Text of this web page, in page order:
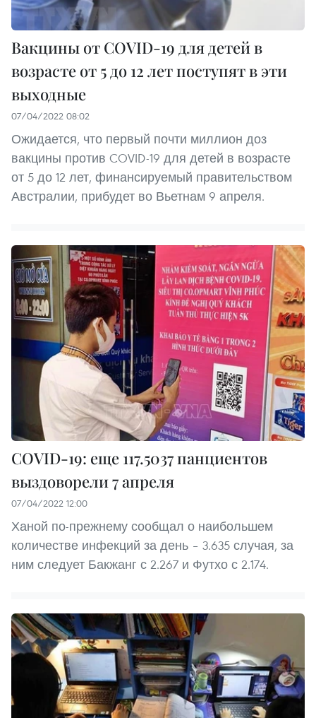
Вакцины от COVID-19 для детей в
возрасте от 5 до 12 лет поступят в эти
выходные
07/04/2022 08:02
Ожидается, что первый почти миллион доз
вакцины против COVID-19 для детей в возрасте
от 5 до 12 лет, финансируемый правительством
Австралии, прибудет во Вьетнам 9 апреля.
COVID-19: еще 117.5037 панциентов
выздоворели 7 апреля
07/04/2022 12:00
Ханой по-прежнему сообщал о наибольшем
количестве инфекций за день – 3.635 случая, за
ним следует Бакжанг с 2.267 и Футхо с 2.174.